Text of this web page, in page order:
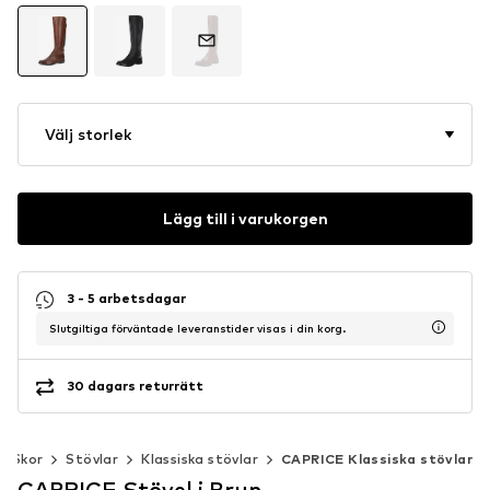
Välj storlek
Lägg till i varukorgen
3 - 5 arbetsdagar
Slutgiltiga förväntade leveranstider visas i din korg.
30 dagars returrätt
Skor Stövlar Klassiska stövlar CAPRICE Klassiska stövlar